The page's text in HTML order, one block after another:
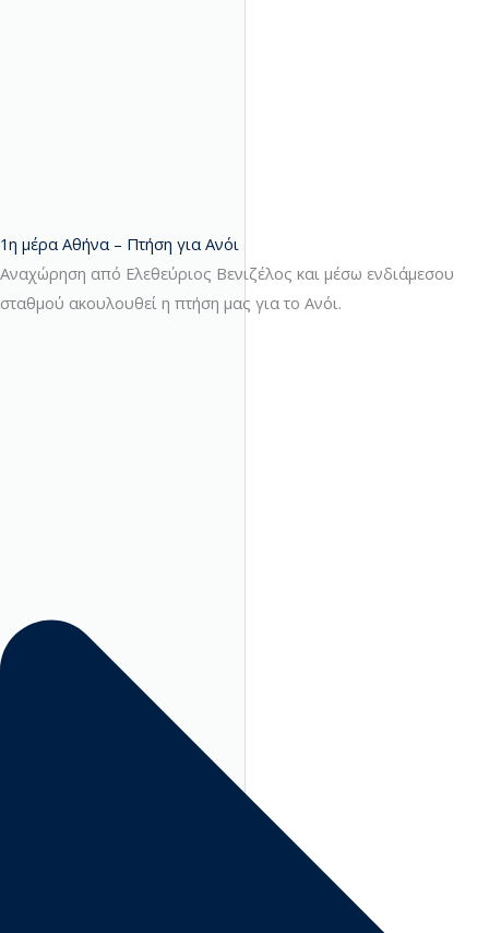
1η μέρα Αθήνα – Πτήση για Ανόι
Αναχώρηση από Ελεθεύριος Βενιζέλος και μέσω ενδιάμεσου
σταθμού ακουλουθεί η πτήση μας για το Ανόι.